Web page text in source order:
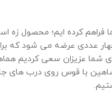
کرده ایم؛ محصول زه
عددی عرضه می شود که
شما عزیزان سعی کردیم
شاهین با قوس روی درب های